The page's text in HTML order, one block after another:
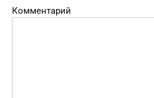
Комментарий